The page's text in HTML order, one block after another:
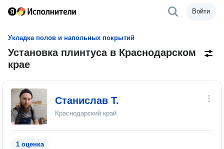
Войти
Укладка полов и напольных покрытий
Установка плинтуса в Краснодарском
крае
Станислав Т.
Краснодарский край
1 оценка